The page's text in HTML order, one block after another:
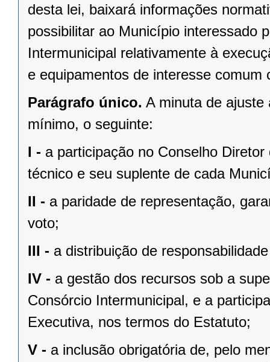
desta lei, baixará informações
possibilitar ao Município interessado
Intermunicipal relativamente à
e equipamentos de interesse comum
Parágrafo único. A minuta de ajuste
mínimo, o seguinte:
I - a participação no Conselho
técnico e seu suplente de cada
II - a paridade de representação,
voto;
III - a distribuição de
IV - a gestão dos recursos sob a
Consórcio Intermunicipal, e a
Executiva, nos termos do Estatuto;
V - a inclusão obrigatória de, pelo